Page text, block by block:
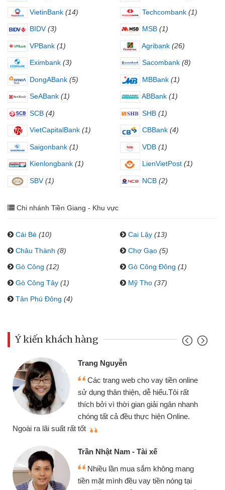
VietinBank (14) Techcombank (1)
BIDV (3) MSB (1)
VPBank (1) Agribank (26)
Eximbank (3) Sacombank (8)
DongABank (5) MBBank (1)
SeABank (1) ABBank (1)
SCB (4) SHB (1)
VietCapitalBank (1) CBBank (4)
Saigonbank (1) VDB (1)
Kienlongbank (1) LienVietPost (1)
SBV (1) NCB (2)
Chi nhánh Tiền Giang - Khu vực
Cái Bè (10) Cai Lậy (13)
Châu Thành (8) Chợ Gạo (5)
Gò Công (12) Gò Công Đông (1)
Gò Công Tây (1) Mỹ Tho (37)
Tân Phú Đông (4)
Ý kiến khách hàng
Trang Nguyễn
Các trang web cho vay tiền online
sử dụng thân thiện, dễ hiểu.Tôi rất
thích bởi vì thời gian giải ngân nhanh
chóng tất cả đều thực hiện Online.
Ngoài ra lãi suất rất tốt
Trần Nhật Nam - Tài xế
Nhiều lần mua sắm không mang
tiền mặt mình đều vay tiền nóng tại